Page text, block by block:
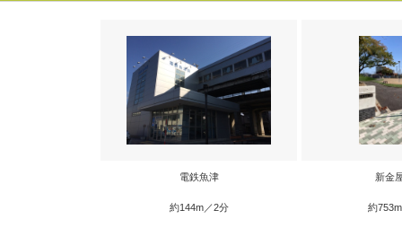
電鉄魚津
約144m／2分
新金
約